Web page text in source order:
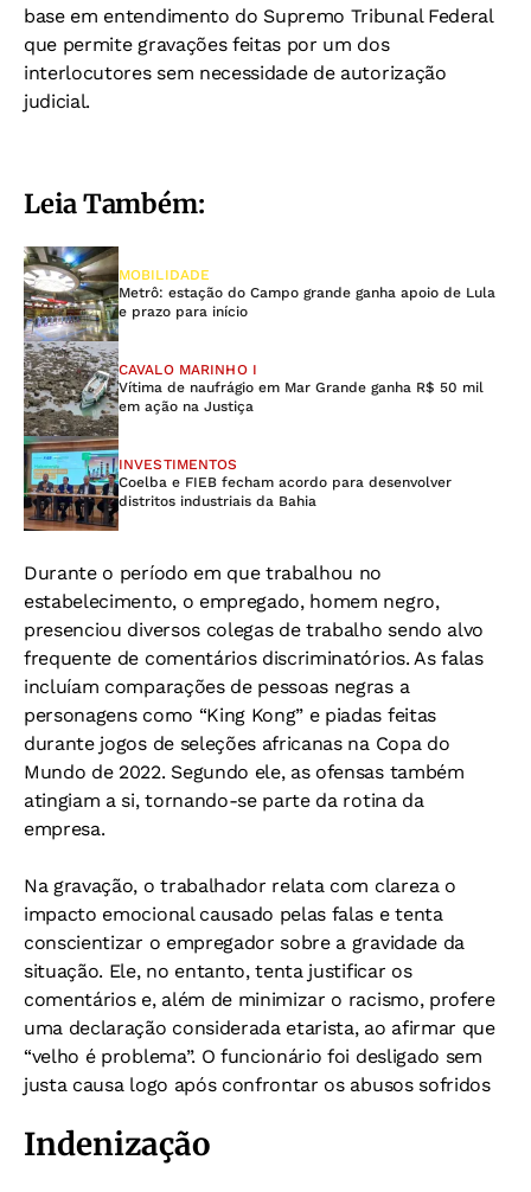
base em entendimento do Supremo Tribunal Federal
que permite gravações feitas por um dos
interlocutores sem necessidade de autorização
judicial.
Leia Também:
MOBILIDADE
Metrô: estação do Campo grande ganha apoio de Lula
e prazo para início
CAVALO MARINHO I
Vítima de naufrágio em Mar Grande ganha R$ 50 mil
em ação na Justiça
INVESTIMENTOS
Coelba e FIEB fecham acordo para desenvolver
distritos industriais da Bahia
Durante o período em que trabalhou no
estabelecimento, o empregado, homem negro,
presenciou diversos colegas de trabalho sendo alvo
frequente de comentários discriminatórios. As falas
incluíam comparações de pessoas negras a
personagens como “King Kong” e piadas feitas
durante jogos de seleções africanas na Copa do
Mundo de 2022. Segundo ele, as ofensas também
atingiam a si, tornando-se parte da rotina da
empresa.
Na gravação, o trabalhador relata com clareza o
impacto emocional causado pelas falas e tenta
conscientizar o empregador sobre a gravidade da
situação. Ele, no entanto, tenta justificar os
comentários e, além de minimizar o racismo, profere
uma declaração considerada etarista, ao afirmar que
“velho é problema”. O funcionário foi desligado sem
justa causa logo após confrontar os abusos sofridos
Indenização